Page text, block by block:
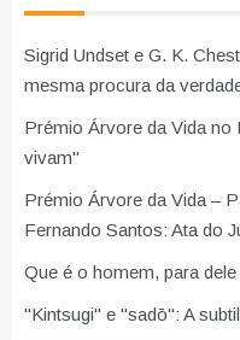
Sigrid Undset e G. K.
mesma procura da
Prémio Árvore da Vida no
vivam"
Prémio Árvore da Vida –
Fernando Santos: Ata do
Que é o homem, para
"Kintsugi" e "sadō": A